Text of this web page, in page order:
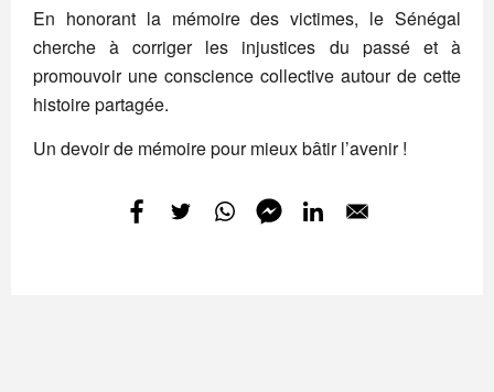
En honorant la mémoire des victimes, le Sénégal
cherche à corriger les injustices du passé et à
promouvoir une conscience collective autour de cette
histoire partagée.
Un devoir de mémoire pour mieux bâtir l’avenir !